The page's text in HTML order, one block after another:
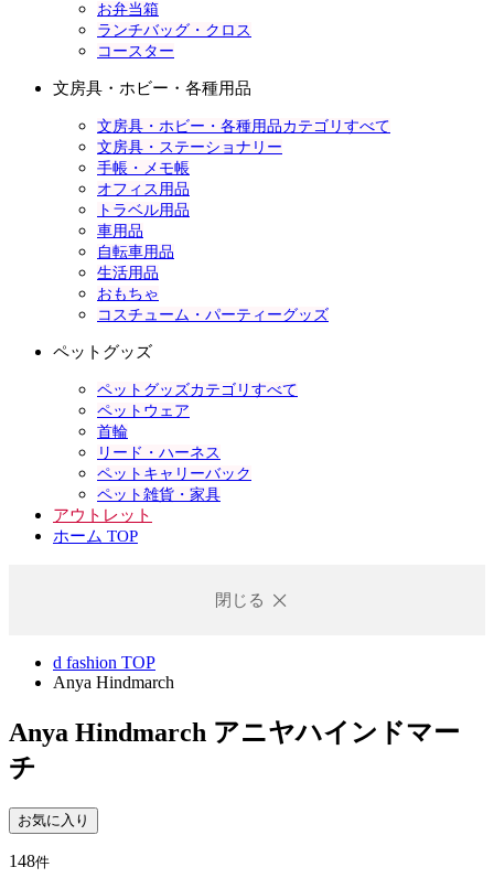
お弁当箱
ランチバッグ・クロス
コースター
文房具・ホビー・各種用品
文房具・ホビー・各種用品カテゴリすべて
文房具・ステーショナリー
手帳・メモ帳
オフィス用品
トラベル用品
車用品
自転車用品
生活用品
おもちゃ
コスチューム・パーティーグッズ
ペットグッズ
ペットグッズカテゴリすべて
ペットウェア
首輪
リード・ハーネス
ペットキャリーバック
ペット雑貨・家具
アウトレット
ホーム TOP
閉じる
d fashion TOP
Anya Hindmarch
Anya Hindmarch アニヤハインドマー
チ
お気に入り
148件